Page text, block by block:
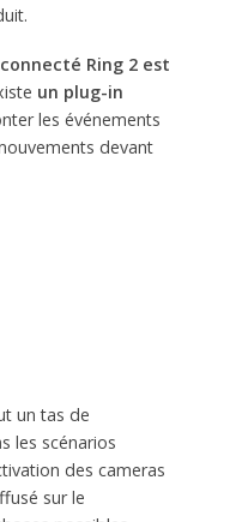
Ring 2 est
un plug-in
les événements
devant
un tas de
les scénarios
des cameras
sur le